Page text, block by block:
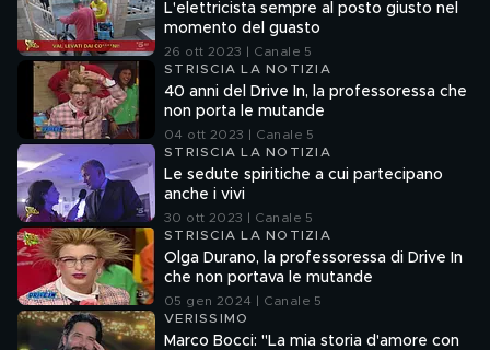
L'elettricista sempre al posto giusto nel
momento del guasto
26 ott 2023 | Canale 5
STRISCIA LA NOTIZIA
40 anni del Drive In, la professoressa che
non porta le mutande
04 ott 2023 | Canale 5
STRISCIA LA NOTIZIA
Le sedute spiritiche a cui partecipano
anche i vivi
30 ott 2023 | Canale 5
STRISCIA LA NOTIZIA
Olga Durano, la professoressa di Drive In
che non portava le mutande
05 gen 2024 | Canale 5
VERISSIMO
Marco Bocci: "La mia storia d'amore con